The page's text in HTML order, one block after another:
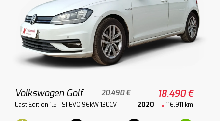
Volkswagen Golf 20.490 € 18.490 €
Last Edition 1.5 TSI EVO 96kW 130CV 2020 116.911 km